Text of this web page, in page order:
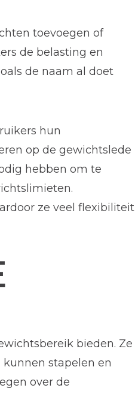
toevoegen of
de belasting en
de naam al doet
hun
op de gewichtslede
hebben om te
ze veel flexibiliteit
bieden. Ze
stapelen en
over de